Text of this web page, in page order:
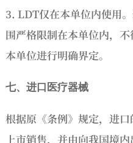
3. LDT仅在本单位内使用
围严格限制在本单位内，
本单位进行明确界定。
七、进口医疗器械
根据原《条例》规定，进
上市销售，并由向我国境